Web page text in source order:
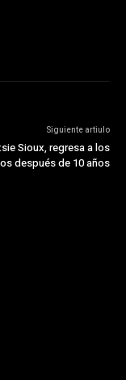
Siguiente artiulo
Sioux, regresa a los
después de 10 años